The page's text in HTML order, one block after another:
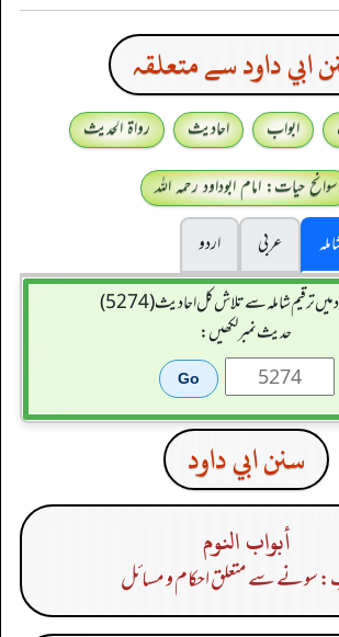
ابي داود سے متعلقہ
ابواب احادیث
رواۃ الحدیث
سوانح حیات: امام ابوداود رحمہ اللہ
عربی
اردو
ترقیم شاملہ سے تلاش کل احادیث (5274)
حدیث نمبر لکھیں:
سنن ابي داود
أبواب النوم
سونے سے متعلق احکام و مسائل